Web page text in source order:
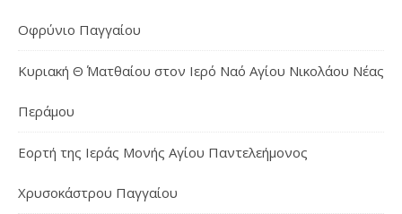
Οφρύνιο Παγγαίου
Κυριακή Θ΄ Ματθαίου στον Ιερό Ναό Αγίου Νικολάου Νέας
Περάμου
Εορτή της Ιεράς Μονής Αγίου Παντελεήμονος
Χρυσοκάστρου Παγγαίου